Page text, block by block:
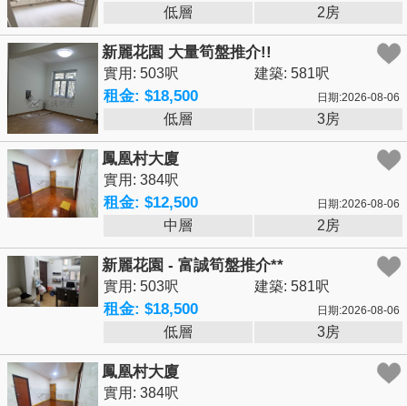
低層 2房
新麗花園 大量筍盤推介!!
實用: 503呎 建築: 581呎
租金: $18,500 日期:2026-08-06
低層 3房
鳳凰村大廈
實用: 384呎
租金: $12,500 日期:2026-08-06
中層 2房
新麗花園 - 富誠筍盤推介**
實用: 503呎 建築: 581呎
租金: $18,500 日期:2026-08-06
低層 3房
鳳凰村大廈
實用: 384呎